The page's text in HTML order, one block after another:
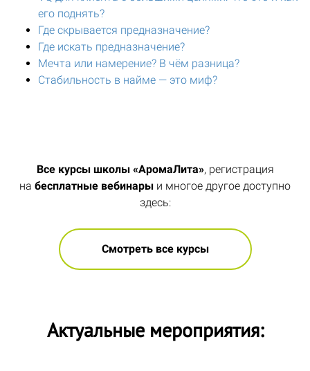
его поднять?
Где скрывается предназначение?
Где искать предназначение?
Мечта или намерение? В чём разница?
Стабильность в найме — это миф?
Все курсы школы «АромаЛита», регистрация
на бесплатные вебинары и многое другое доступно
здесь:
Смотреть все курсы
Актуальные мероприятия: